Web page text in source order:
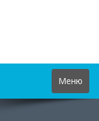
Toggle
navigation
Меню